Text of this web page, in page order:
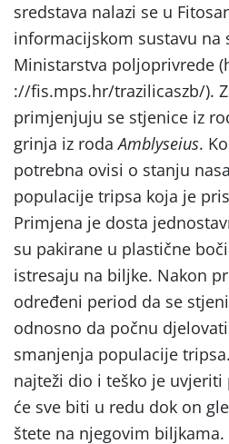
sredstava nalazi se u
informacijskom sustavu na
Ministarstva poljoprivrede
://fis.mps.hr/trazilicaszb/).
primjenjuju se stjenice iz
grinja iz rodaAmblyseius.
potrebna ovisi o stanju
populacije tripsa koja je
Primjena je dosta
su pakirane u plastične
istresaju na biljke. Nakon
određeni period da se
odnosno da počnu
smanjenja populacije
najteži dio i teško je
će sve biti u redu dok on
štete na njegovim